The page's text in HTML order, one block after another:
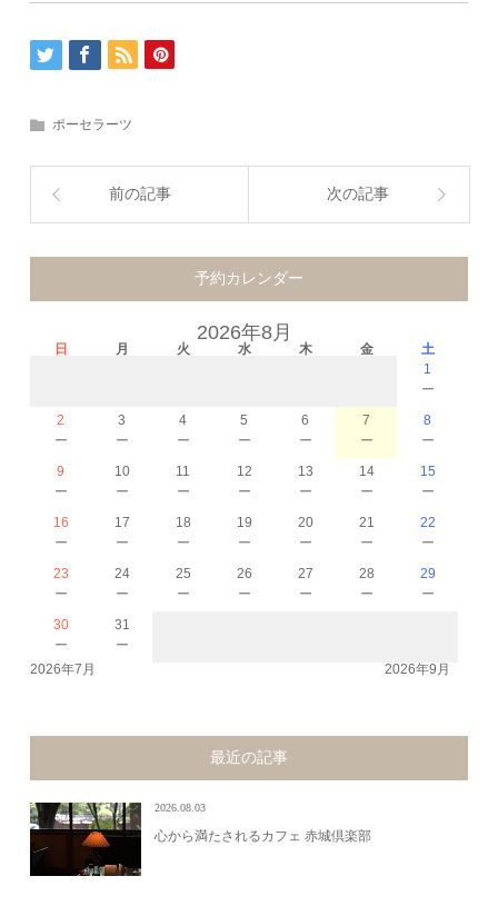
ポーセラーツ
前の記事 次の記事
予約カレンダー
2026年8月
日 月 火 水 木 金
土
1
－
2
－
3
－
4
－
5
－
6
－
7
－
8
－
9
－
10
－
11
－
12
－
13
－
14
－
15
－
16
－
17
－
18
－
19
－
20
－
21
－
22
－
23
－
24
－
25
－
26
－
27
－
28
－
29
－
30
－
31
－
2026年7月 2026年9月
最近の記事
2026.08.03
心から満たされるカフェ 赤城倶楽部